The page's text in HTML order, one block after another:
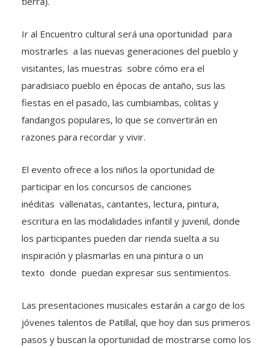
Ir al Encuentro cultural será una oportunidad para
mostrarles a las nuevas generaciones del pueblo y
visitantes, las muestras sobre cómo era el
paradisiaco pueblo en épocas de antaño, sus las
fiestas en el pasado, las cumbiambas, colitas y
fandangos populares, lo que se convertirán en
razones para recordar y vivir.
El evento ofrece a los niños la oportunidad de
participar en los concursos de canciones
inéditas vallenatas, cantantes, lectura, pintura,
escritura en las modalidades infantil y juvenil, donde
los participantes pueden dar rienda suelta a su
inspiración y plasmarlas en una pintura o un
texto donde puedan expresar sus sentimientos.
Las presentaciones musicales estarán a cargo de los
jóvenes talentos de Patillal, que hoy dan sus primeros
pasos y buscan la oportunidad de mostrarse como los